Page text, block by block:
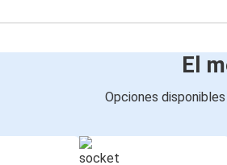
El
Opciones